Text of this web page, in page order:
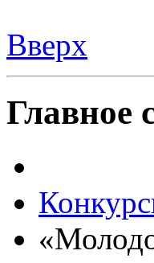
Вверх
Главное